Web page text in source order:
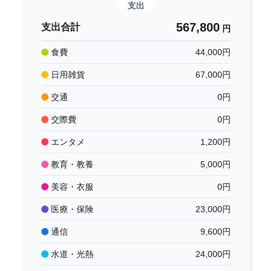
支出
支出合計 567,800 円
食費 44,000円
日用雑貨 67,000円
交通 0円
交際費 0円
エンタメ 1,200円
教育・教養 5,000円
美容・衣服 0円
医療・保険 23,000円
通信 9,600円
水道・光熱 24,000円